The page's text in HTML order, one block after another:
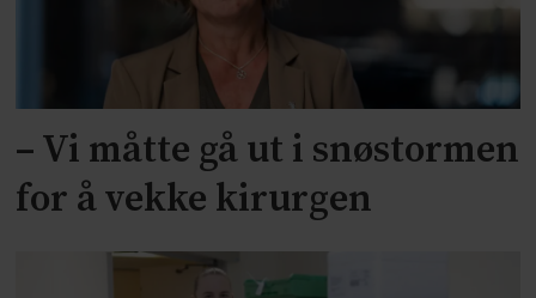
– Vi måtte gå ut i snøstormen
for å vekke kirurgen